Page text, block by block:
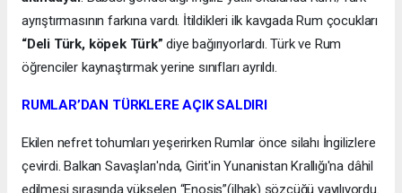
ayrıştırmasının farkına vardı. İtildikleri ilk kavgada Rum çocukları
“Deli Türk, köpek Türk” diye bağırıyorlardı. Türk ve Rum
öğrenciler kaynaştırmak yerine sınıfları ayrıldı.
RUMLAR’DAN TÜRKLERE AÇIK SALDIRI
Ekilen nefret tohumları yeşerirken Rumlar önce silahı İngilizlere
çevirdi. Balkan Savaşları'nda, Girit'in Yunanistan Krallığı'na dâhil
edilmesi sırasında yükselen “Enosis”(ilhak) sözcüğü yayılıyordu.